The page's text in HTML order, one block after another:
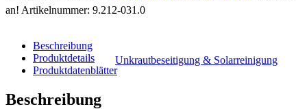
Unkrautbeseitigung & Solarreinigung
an! Artikelnummer: 9.212-031.0
Beschreibung
Produktdetails
Produktdatenblätter
Beschreibung